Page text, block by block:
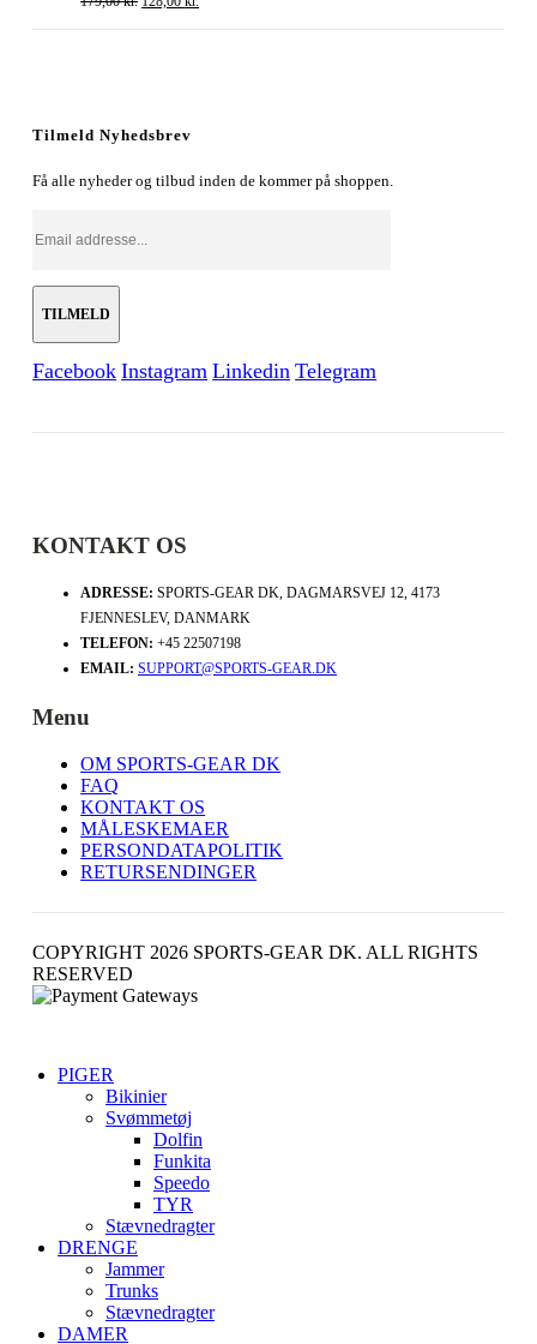
Tilmeld Nyhedsbrev
Få alle nyheder og tilbud inden de kommer på shoppen.
Facebook Instagram Linkedin Telegram
KONTAKT OS
ADRESSE: SPORTS-GEAR DK, DAGMARSVEJ 12, 4173
FJENNESLEV, DANMARK
TELEFON: +45 22507198
EMAIL: SUPPORT@SPORTS-GEAR.DK
Menu
OM SPORTS-GEAR DK
FAQ
KONTAKT OS
MÅLESKEMAER
PERSONDATAPOLITIK
RETURSENDINGER
COPYRIGHT 2026 SPORTS-GEAR DK. ALL RIGHTS
RESERVED
PIGER
Bikinier
Svømmetøj
Dolfin
Funkita
Speedo
TYR
Stævnedragter
DRENGE
Jammer
Trunks
Stævnedragter
DAMER